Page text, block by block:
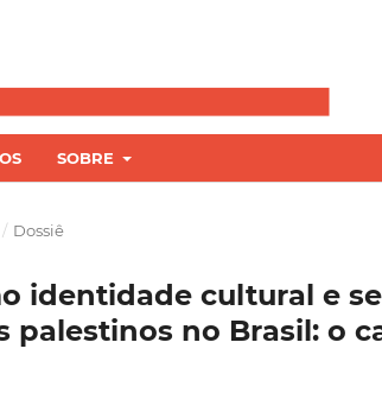
SOBRE
/ Dossiê
identidade cultural e
palestinos no Brasil: o